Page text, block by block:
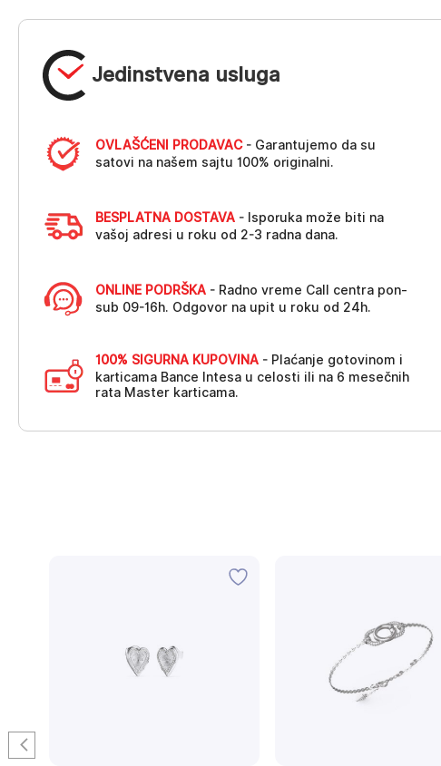
Jedinstvena usluga
OVLAŠĆENI PRODAVAC- Garantujemo da su
satovi na našem sajtu 100% originalni.
BESPLATNA DOSTAVA - Isporuka može biti na
vašoj adresi u roku od 2-3 radna dana.
ONLINE PODRŠKA - Radno vreme Call centra pon-
sub 09-16h. Odgovor na upit u roku od 24h.
100% SIGURNA KUPOVINA - Plaćanje gotovinom i
karticama Bance Intesa u celosti ili na 6 mesečnih
rata Master karticama.